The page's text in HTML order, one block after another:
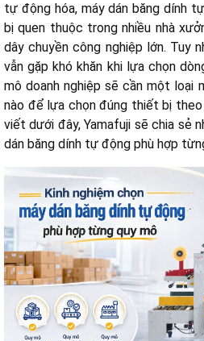
tự động hóa, máy dán băng dính
bị quen thuộc trong nhiều nhà
dây chuyền công nghiệp lớn. Tuy
vẫn gặp khó khăn khi lựa chọn
mô doanh nghiệp sẽ cần một loại
nào để lựa chọn đúng thiết bị
viết dưới đây, Yamafuji sẽ chia sẻ
dán băng dính tự động phù hợp